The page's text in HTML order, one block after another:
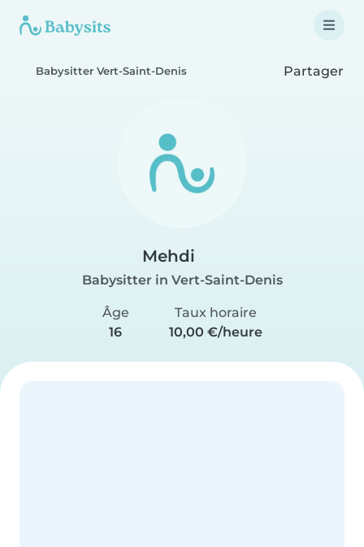
Babysitter Vert-Saint-Denis Partager
Mehdi
Babysitter in Vert-Saint-Denis
Âge
16
Taux horaire
10,00 €/heure